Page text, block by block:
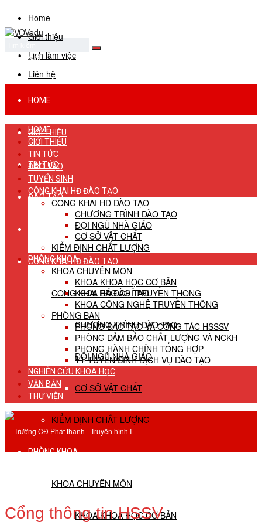
Home
Giới thiệu
Lịch làm việc
Liên hệ
No Result
View All Result
HOME
GIỚI THIỆU
TIN TỨC
ĐÀO TẠO
TUYỂN SINH
CÔNG KHAI HĐ ĐÀO TẠO
CÔNG KHAI HĐ ĐÀO TẠO
CHƯƠNG TRÌNH ĐÀO TẠO
ĐỘI NGŨ NHÀ GIÁO
CƠ SỞ VẬT CHẤT
KIỂM ĐỊNH CHẤT LƯỢNG
PHÒNG KHOA
KHOA CHUYÊN MÔN
KHOA KHOA HỌC CƠ BẢN
HOME
GIỚI THIỆU
TIN TỨC
ĐÀO TẠO
TUYỂN SINH
CÔNG KHAI HĐ ĐÀO TẠO
CÔNG KHAI HĐ ĐÀO TẠO
CHƯƠNG TRÌNH ĐÀO TẠO
ĐỘI NGŨ NHÀ GIÁO
CƠ SỞ VẬT CHẤT
KIỂM ĐỊNH CHẤT LƯỢNG
PHÒNG KHOA
KHOA CHUYÊN MÔN
KHOA KHOA HỌC CƠ BẢN
KHOA BÁO CHÍ TRUYỀN THÔNG
KHOA CÔNG NGHỆ TRUYỀN THÔNG
PHÒNG BAN
PHÒNG ĐÀO TẠO VÀ CÔNG TÁC HSSSV
PHÒNG ĐẢM BẢO CHẤT LƯỢNG VÀ NCKH
PHÒNG HÀNH CHÍNH TỔNG HỢP
TT TUYỂN SINH DỊCH VỤ ĐÀO TẠO
NGHIÊN CỨU KHOA HỌC
VĂN BẢN
THƯ VIỆN
Cổng thông tin HSSV